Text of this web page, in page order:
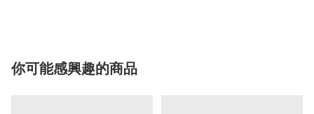
你可能感興趣的商品